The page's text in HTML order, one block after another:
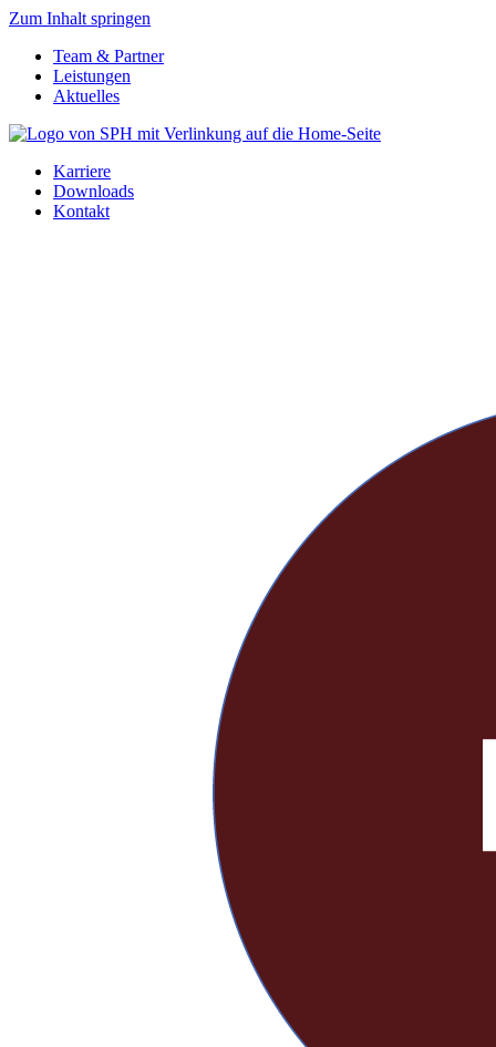
Zum Inhalt springen
Team & Partner
Leistungen
Aktuelles
Karriere
Downloads
Kontakt